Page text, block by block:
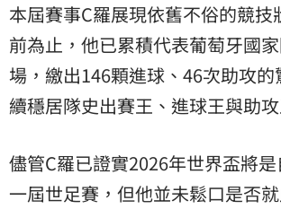
本屆賽事C羅展現依舊不俗的競技
前為止，他已累積代表葡萄牙國
場，繳出146顆進球、46次助攻
續穩居隊史出賽王、進球王與助攻
儘管C羅已證實2026年世界盃將
一屆世足賽，但他並未鬆口是否